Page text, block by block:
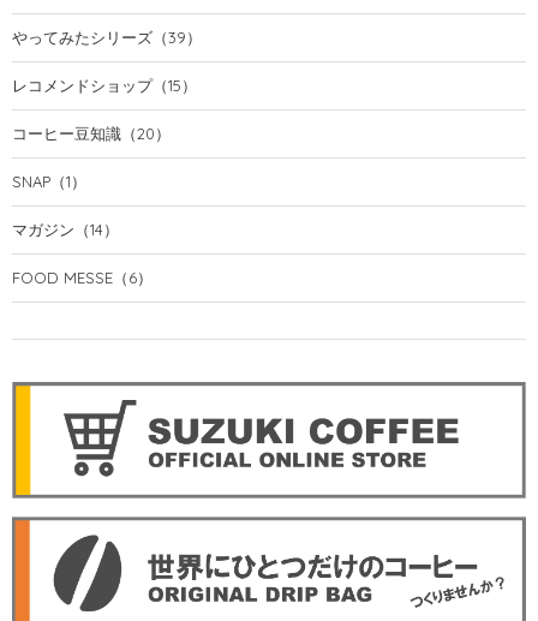
やってみたシリーズ （39）
レコメンドショップ（15）
コーヒー豆知識 （20）
SNAP （1）
マガジン （14）
FOOD MESSE （6）